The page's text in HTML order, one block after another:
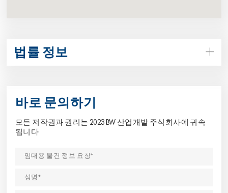
법률 정보
바로 문의하기
모든 저작권과 권리는 2023 BW 산업개발 주식회사에 귀속
됩니다